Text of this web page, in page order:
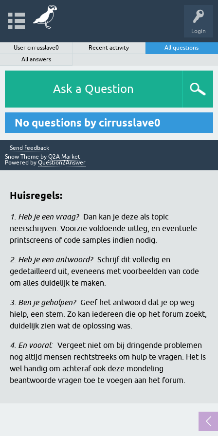
Login
User cirrusslave0 Recent activity
All questions
All answers
Ask a Question
No questions by cirrusslave0
Send feedback
Snow Theme by Q2A Market
Powered by Question2Answer
Huisregels:
1. Heb je een vraag?
Dan kan je deze als topic
neerschrijven. Voorzie voldoende uitleg, en eventuele
printscreens of code samples indien nodig.
2. Heb je een antwoord? Schrijf dit volledig en
gedetailleerd uit, eveneens met voorbeelden van code
om alles duidelijk te maken.
3. Ben je geholpen?
Geef het antwoord dat je op weg
hielp, een stem. Zo kan iedereen die op het forum zoekt,
duidelijk zien wat de oplossing was.
4. En vooral: Vergeet niet om bij dringende problemen
nog altijd mensen rechtstreeks om hulp te vragen. Het is
wel handig om achteraf ook deze mondeling
beantwoorde vragen toe te voegen aan het forum.